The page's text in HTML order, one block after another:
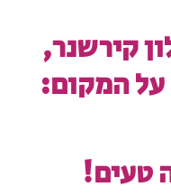
קירשנר,
המקום:
טעים!